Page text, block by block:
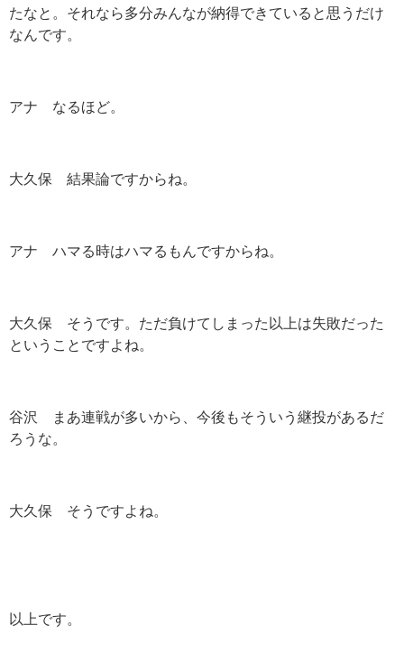
たなと。それなら多分みんなが納得できていると思うだけ
なんです。
アナ なるほど。
大久保 結果論ですからね。
アナ ハマる時はハマるもんですからね。
大久保 そうです。ただ負けてしまった以上は失敗だった
ということですよね。
谷沢 まあ連戦が多いから、今後もそういう継投があるだ
ろうな。
大久保 そうですよね。
以上です。